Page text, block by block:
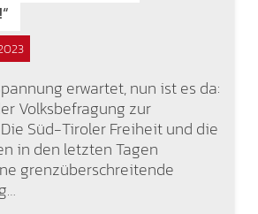
erwartet, nun ist es da:
Volksbefragung zur
Süd-Tiroler Freiheit und die
in den letzten Tagen
grenzüberschreitende